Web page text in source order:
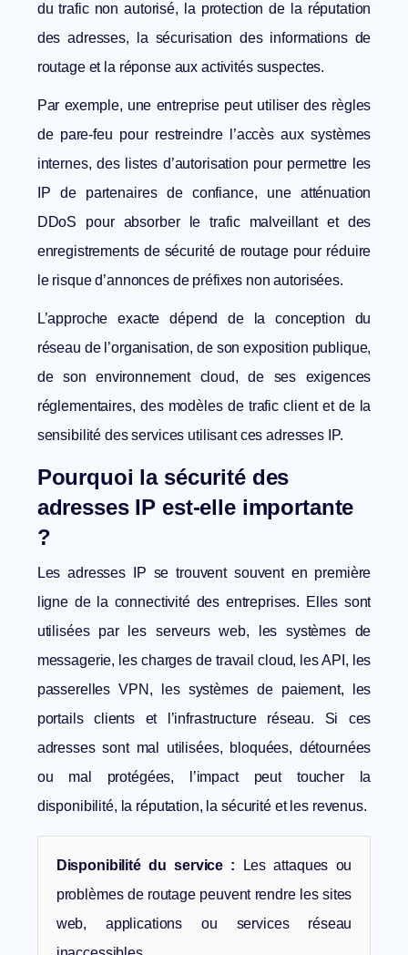
du trafic non autorisé, la protection de la réputation
des adresses, la sécurisation des informations de
routage et la réponse aux activités suspectes.
Par exemple, une entreprise peut utiliser des règles
de pare-feu pour restreindre l’accès aux systèmes
internes, des listes d’autorisation pour permettre les
IP de partenaires de confiance, une atténuation
DDoS pour absorber le trafic malveillant et des
enregistrements de sécurité de routage pour réduire
le risque d’annonces de préfixes non autorisées.
L’approche exacte dépend de la conception du
réseau de l’organisation, de son exposition publique,
de son environnement cloud, de ses exigences
réglementaires, des modèles de trafic client et de la
sensibilité des services utilisant ces adresses IP.
Pourquoi la sécurité des
adresses IP est-elle importante
?
Les adresses IP se trouvent souvent en première
ligne de la connectivité des entreprises. Elles sont
utilisées par les serveurs web, les systèmes de
messagerie, les charges de travail cloud, les API, les
passerelles VPN, les systèmes de paiement, les
portails clients et l’infrastructure réseau. Si ces
adresses sont mal utilisées, bloquées, détournées
ou mal protégées, l’impact peut toucher la
disponibilité, la réputation, la sécurité et les revenus.
Disponibilité du service : Les attaques ou
problèmes de routage peuvent rendre les sites
web, applications ou services réseau